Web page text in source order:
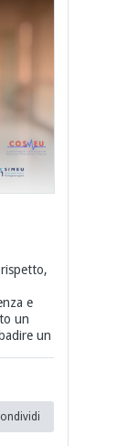
e
un
un